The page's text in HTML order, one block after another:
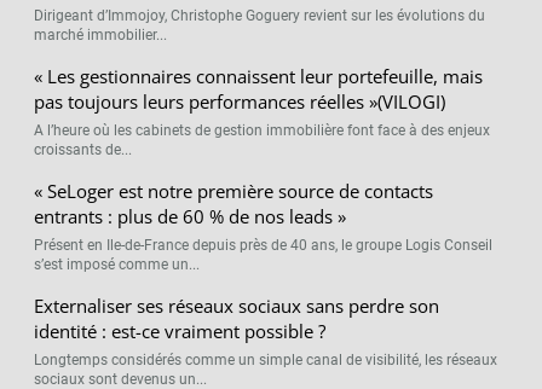
Dirigeant d’Immojoy, Christophe Goguery revient sur les évolutions du
marché immobilier...
« Les gestionnaires connaissent leur portefeuille, mais
pas toujours leurs performances réelles »(VILOGI)
A l’heure où les cabinets de gestion immobilière font face à des enjeux
croissants de...
« SeLoger est notre première source de contacts
entrants : plus de 60 % de nos leads »
Présent en Ile-de-France depuis près de 40 ans, le groupe Logis Conseil
s’est imposé comme un...
Externaliser ses réseaux sociaux sans perdre son
identité : est-ce vraiment possible ?
Longtemps considérés comme un simple canal de visibilité, les réseaux
sociaux sont devenus un...